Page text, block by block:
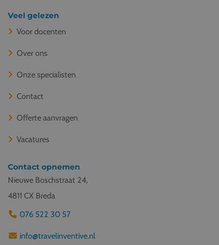
Veel gelezen
Voor docenten
Over ons
Onze specialisten
Contact
Offerte aanvragen
Vacatures
Contact opnemen
Nieuwe Boschstraat 24,
4811 CX Breda
076 522 30 57
info@travelinventive.nl